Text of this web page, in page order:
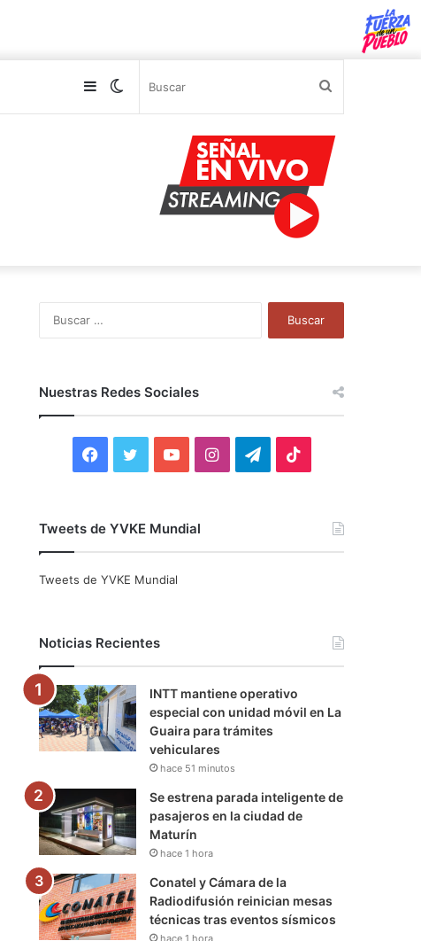
Switch
Sidebar
Nuestras Redes Sociales
F
c
o
k
i
r
Y
u
e
I
r
a
m
T
a
m
Tweets de YVKE Mundial
Tweets de YVKE Mundial
Noticias Recientes
INTT mantiene operativo
especial con unidad móvil en La
Guaira para trámites
vehiculares
hace 51 minutos
Se estrena parada inteligente de
pasajeros en la ciudad de
Maturín
hace 1 hora
Conatel y Cámara de la
Radiodifusión reinician mesas
técnicas tras eventos sísmicos
hace 1 hora